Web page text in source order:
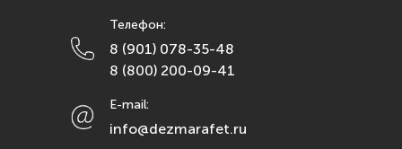
Махачкала
Москва
Набережные Челны
Нижний Новгород
Телефон:
8 (901) 078-35-48
8 (800) 200-09-41
E-mail:
info@dezmarafet.ru